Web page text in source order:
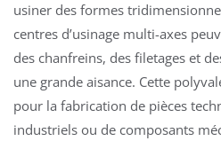
usiner des formes
centres d’usinage multi-axes
des chanfreins, des filetages et
une grande aisance. Cette
pour la fabrication de pièces
industriels ou de composants